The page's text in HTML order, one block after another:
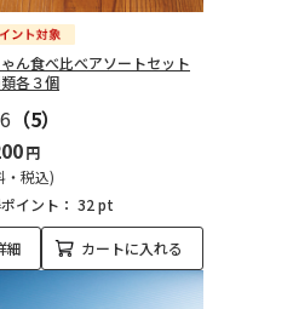
ん食べ比べアソートセット
各３個
（5）
円
・税込)
イント： 32 pt
細 カートに入れる